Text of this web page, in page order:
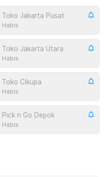
Toko Jakarta Pusat
Habis
Toko Jakarta Utara
Habis
Toko Cikupa
Habis
Pick n Go Depok
Habis